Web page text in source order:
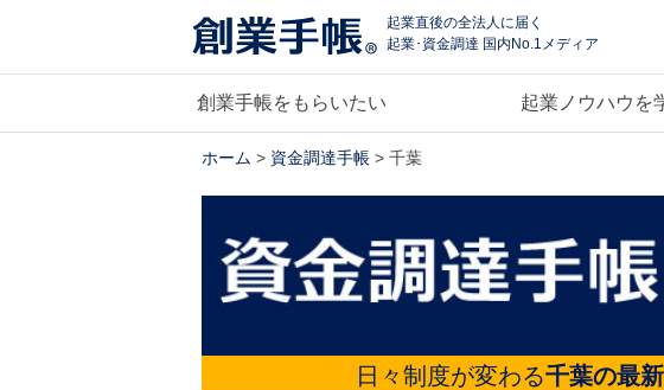
起業直後の全法人に届く
起業･資金調達 国内No.1メディア
創業手帳をもらいたい 起業ノウハウを
ホーム > 資金調達手帳 > 千葉
日々制度が変わる千葉の最